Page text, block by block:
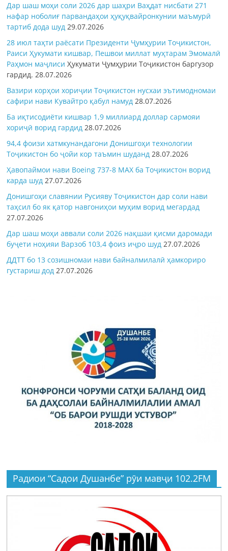
Дар шаш моҳи соли 2026 дар шаҳри Ваҳдат нисбати 271
нафар ноболиғ парвандаҳои ҳуқуқвайронкунии маъмурӣ
тартиб дода шуд 29.07.2026
28 июл таҳти раёсати Президенти Ҷумҳурии Тоҷикистон,
Раиси Ҳукумати кишвар, Пешвои миллат муҳтарам Эмомалӣ
Раҳмон маҷлисиҲукумати Ҷумҳурии Тоҷикистон баргузор
гардид.28.07.2026
Вазири корҳои хориҷии Тоҷикистон нусхаи эътимодномаи
сафири нави Кувайтро қабул намуд 28.07.2026
Ба иқтисодиёти кишвар 1,9 миллиард доллар сармояи
хориҷӣ ворид гардид 28.07.2026
94,4 фоизи хатмкунандагони Донишгоҳи технологии
Тоҷикистон бо ҷойи кор таъмин шуданд 28.07.2026
Ҳавопаймои нави Boeing 737-8 MAX ба Тоҷикистон ворид
карда шуд 27.07.2026
Донишгоҳи славянии Русияву Тоҷикистон дар соли нави
таҳсил бо як қатор навгониҳои муҳим ворид мегардад
27.07.2026
Дар шаш моҳи аввали соли 2026 нақшаи қисми даромади
буҷети ноҳияи Варзоб 103,4 фоиз иҷро шуд 27.07.2026
ДДТТ бо 13 созишномаи нави байналмилалӣ ҳамкориро
густариш дод 27.07.2026
Радиои “Садои Душанбе” рӯи мавҷи 102.2FM